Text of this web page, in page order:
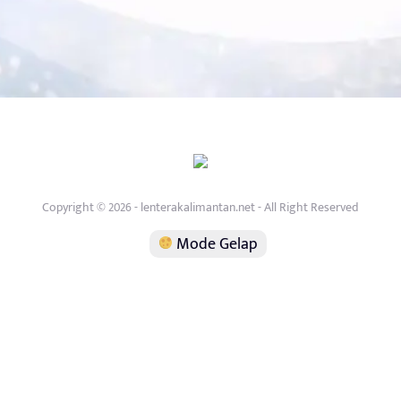
Copyright © 2026 - lenterakalimantan.net - All Right Reserved
Mode Gelap